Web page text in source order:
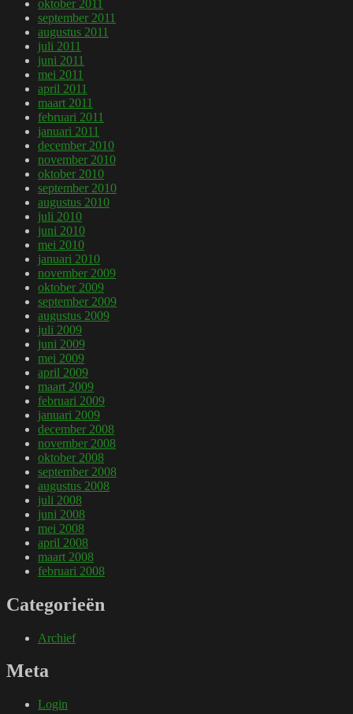
oktober 2011
september 2011
augustus 2011
juli 2011
juni 2011
mei 2011
april 2011
maart 2011
februari 2011
januari 2011
december 2010
november 2010
oktober 2010
september 2010
augustus 2010
juli 2010
juni 2010
mei 2010
januari 2010
november 2009
oktober 2009
september 2009
augustus 2009
juli 2009
juni 2009
mei 2009
april 2009
maart 2009
februari 2009
januari 2009
december 2008
november 2008
oktober 2008
september 2008
augustus 2008
juli 2008
juni 2008
mei 2008
april 2008
maart 2008
februari 2008
Categorieën
Archief
Meta
Login